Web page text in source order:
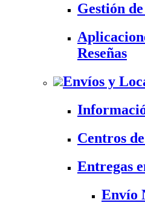
Gestión
Reseñas
Envíos y
Centros
Entregas
Envío